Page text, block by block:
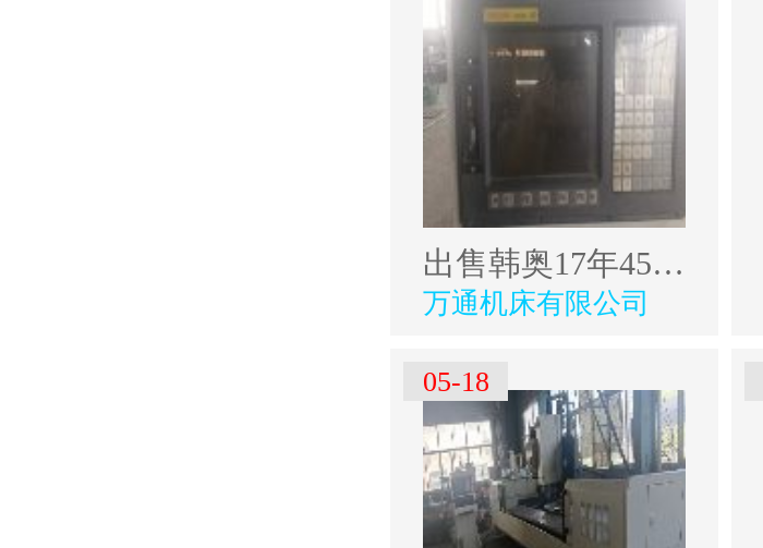
出售韩奥17年4500型材加工中心
万通机床有限公司
05-18